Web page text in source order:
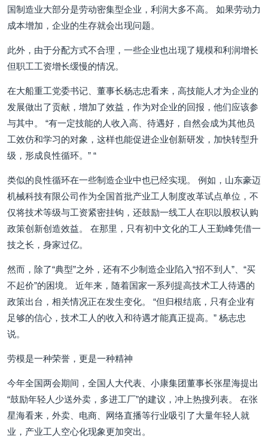
国制造业大部分是劳动密集型企业，利润大多不高。 如果劳动力
成本增加，企业的生存就会出现问题。
此外，由于分配方式不合理，一些企业也出现了规模和利润增长
但职工工资增长缓慢的情况。
在大船重工党委书记、董事长杨志忠看来，高技能人才为企业的
发展做出了贡献，增加了效益，作为对企业的回报，他们应该参
与其中。 “有一定技能的人收入高、待遇好，自然会成为其他员
工效仿和学习的对象，这样也能促进企业创新研发，加快转型升
级，形成良性循环。” “
类似的良性循环在一些制造企业中也已经实现。 例如，山东豪迈
机械科技有限公司作为全国首批产业工人制度改革试点单位，不
仅将技术等级与工资紧密挂钩，还鼓励一线工人在职以股权认购
政策创新创造效益。 在那里，只有初中文化的工人王勤峰凭借一
技之长，身家过亿。
然而，除了“典型”之外，还有不少制造企业陷入“招不到人”、“买
不起价”的困境。 近年来，随着国家一系列提高技术工人待遇的
政策出台，相关情况正在发生变化。 “但归根结底，只有企业有
足够的信心，技术工人的收入和待遇才能真正提高。” 杨志忠
说。
劳模是一种荣誉，更是一种精神
今年全国两会期间，全国人大代表、小康集团董事长张星海提出
“鼓励年轻人少送外卖，多进工厂”的建议，冲上热搜列表。 在张
星海看来，外卖、电商、网络直播等行业吸引了大量年轻人就
业，产业工人空心化现象更加突出。